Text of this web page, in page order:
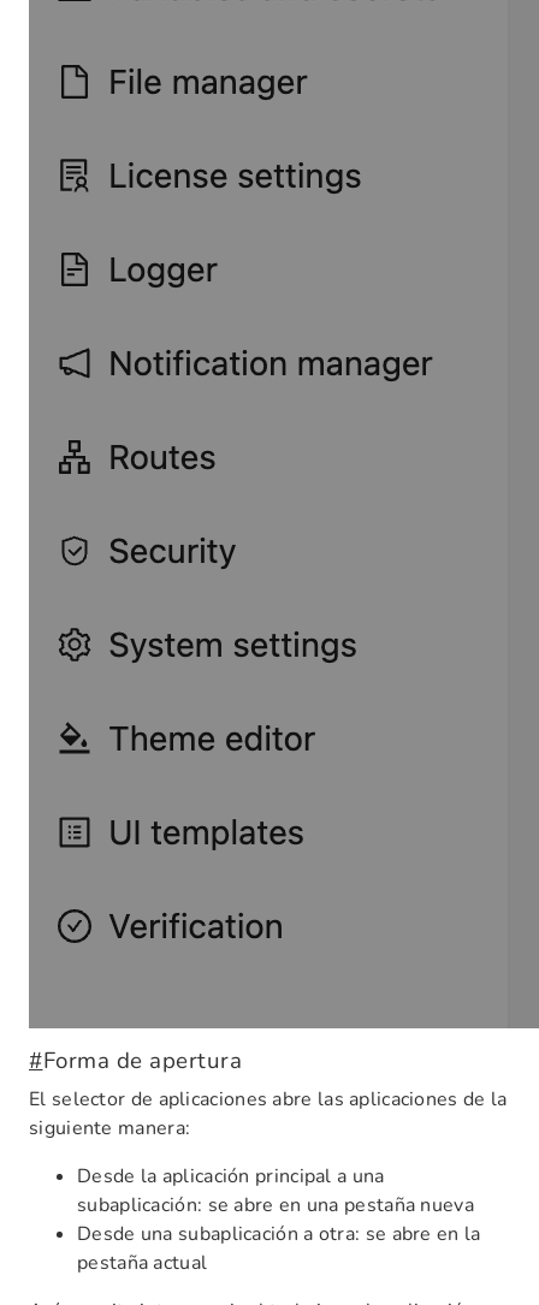
#Forma de apertura
El selector de aplicaciones abre las aplicaciones de la
siguiente manera:
Desde la aplicación principal a una
subaplicación: se abre en una pestaña nueva
Desde una subaplicación a otra: se abre en la
pestaña actual